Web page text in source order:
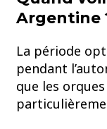
Argentine
La période
pendant
que les